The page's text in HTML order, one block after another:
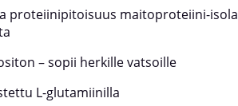
proteiinipitoisuus maitoproteiini-
– sopii herkille vatsoille
L-glutamiinilla